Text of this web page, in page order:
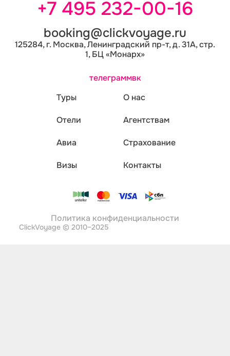
Туры
Отели
Авиа
Визы
О нас
Агентствам
Страхование
Контакты
+7 495 232-00-16
booking@clickvoyage.ru
125284, г. Москва, Ленинградский пр-т, д. 31А, стр.
1, БЦ «Монарх»
телеграммвк
Политика конфиденциальности
ClickVoyage © 2010–2025